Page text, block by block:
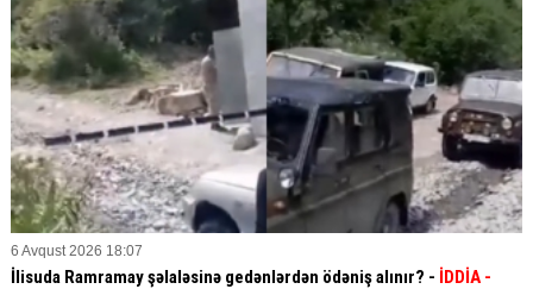
6 Avqust 2026 18:07
İlisuda Ramramay şəlaləsinə gedənlərdən ödəniş alınır? - İDDİA -